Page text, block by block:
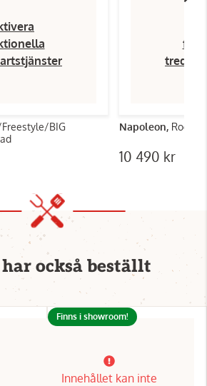
BIG
Napoleon, Rogue
10 490 kr
också beställt
Innehållet kan inte
Finns i showroom!